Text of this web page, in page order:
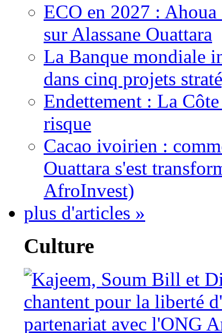
ECO en 2027 :
sur Alassane Ouattara
La Banque mondiale
dans cinq projets
Endettement : La
risque
Cacao ivoirien :
Ouattara s'est
AfroInvest)
plus d'articles »
Culture